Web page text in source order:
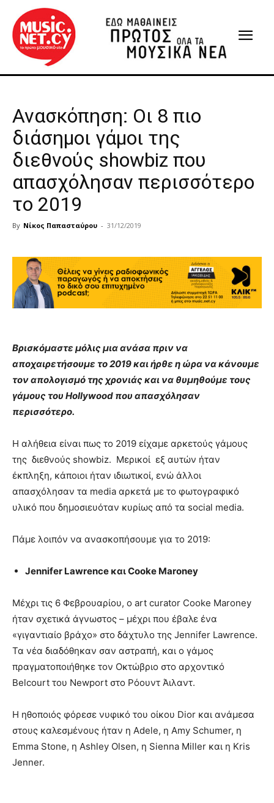
Ανασκόπηση: Οι 8 πιο
διάσημοι γάμοι της
διεθνούς showbiz που
απασχόλησαν περισσότερο
το 2019
By Νίκος Παπασταύρου - 31/12/2019
Βρισκόμαστε μόλις μια ανάσα πριν να
αποχαιρετήσουμε το 2019 και ήρθε η ώρα να κάνουμε
τον απολογισμό της χρονιάς και να θυμηθούμε τους
γάμους του Hollywood που απασχόλησαν
περισσότερο.
Η αλήθεια είναι πως το 2019 είχαμε αρκετούς γάμους
της διεθνούς showbiz. Μερικοί εξ αυτών ήταν
έκπληξη, κάποιοι ήταν ιδιωτικοί, ενώ άλλοι
απασχόλησαν τα media αρκετά με το φωτογραφικό
υλικό που δημοσιευόταν κυρίως από τα social media.
Πάμε λοιπόν να ανασκοπήσουμε για το 2019:
Jennifer Lawrence και Cooke Maroney
Μέχρι τις 6 Φεβρουαρίου, ο art curator Cooke Maroney
ήταν σχετικά άγνωστος – μέχρι που έβαλε ένα
«γιγαντιαίο βράχο» στο δάχτυλο της Jennifer Lawrence.
Τα νέα διαδόθηκαν σαν αστραπή, και ο γάμος
πραγματοποιήθηκε τον Οκτώβριο στο αρχοντικό
Belcourt του Newport στο Ρόουντ Άιλαντ.
Η ηθοποιός φόρεσε νυφικό του οίκου Dior και ανάμεσα
στους καλεσμένους ήταν η Adele, η Amy Schumer, η
Emma Stone, η Ashley Olsen, η Sienna Miller και η Kris
Jenner.